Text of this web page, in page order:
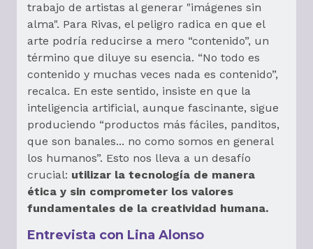
trabajo de artistas al generar "imágenes sin
alma". Para Rivas, el peligro radica en que el
arte podría reducirse a mero “contenido”, un
término que diluye su esencia. “No todo es
contenido y muchas veces nada es contenido”,
recalca. En este sentido, insiste en que la
inteligencia artificial, aunque fascinante, sigue
produciendo “productos más fáciles, panditos,
que son banales... no como somos en general
los humanos”. Esto nos lleva a un desafío
crucial: utilizar la tecnología de manera
ética y sin comprometer los valores
fundamentales de la creatividad humana.
Entrevista con Lina Alonso